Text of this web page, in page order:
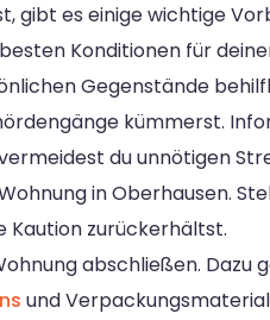
gibt es einige wichtige
Konditionen für
Gegenstände
kümmerst.
du unnötigen
in Oberhausen.
Kaution zurückerhältst.
abschließen. Dazu
und